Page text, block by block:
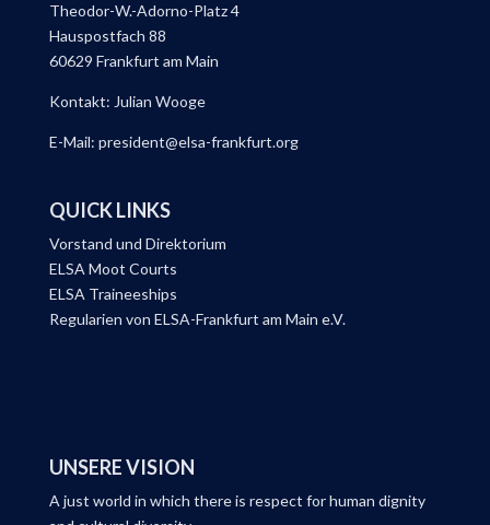
Theodor-W.-Adorno-Platz 4
Hauspostfach 88
60629 Frankfurt am Main
Kontakt: Julian Wooge
E-Mail: president@elsa-frankfurt.org
QUICK LINKS
Vorstand und Direktorium
ELSA Moot Courts
ELSA Traineeships
Regularien von ELSA-Frankfurt am Main e.V.
UNSERE VISION
A just world in which there is respect for human dignity